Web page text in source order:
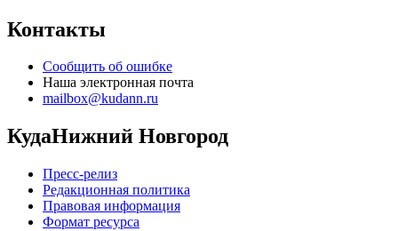
Контакты
Сообщить об ошибке
Наша электронная почта
mailbox@kudann.ru
КудаНижний Новгород
Пресс-релиз
Редакционная политика
Правовая информация
Формат ресурса